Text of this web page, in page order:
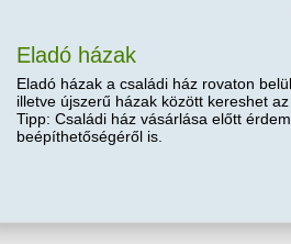
Eladó házak
Eladó házak a családi ház rovaton
illetve újszerű házak között kereshet
Tipp: Családi ház vásárlása előtt
beépíthetőségéről is.